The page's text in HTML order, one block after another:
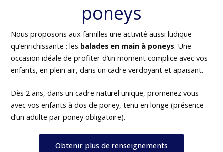
poneys
Nous proposons aux familles une activité aussi ludique
qu’enrichissante : les balades en main à poneys. Une
occasion idéale de profiter d’un moment complice avec vos
enfants, en plein air, dans un cadre verdoyant et apaisant.
Dès 2 ans, dans un cadre naturel unique, promenez vous
avec vos enfants à dos de poney, tenu en longe (présence
d’un adulte par poney obligatoire).
Obtenir plus de renseignements